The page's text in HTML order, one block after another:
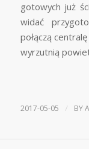
gotowych już
widać
połączą
wyrzutnią
2017-05-05 / BY